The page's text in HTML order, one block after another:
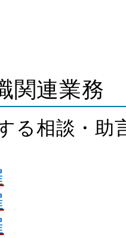
関連業務
る相談・助